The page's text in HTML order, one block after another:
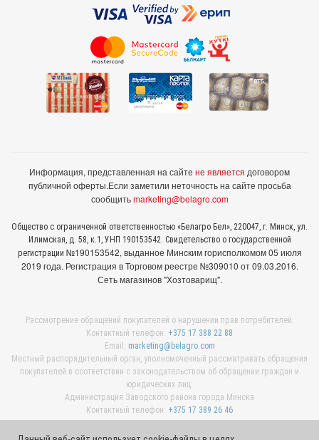
Информация, представленная на сайте не является договором
публичной оферты.Если заметили неточность на сайте просьба
сообщитьmarketing@belagro.com
Общество с ограниченной ответственностью «Белагро Бел», 220047, г. Минск, ул.
Илимская, д. 58, к.1, УНП 190153542. Свидетельство о государственной
регистрации №190153542, выданное Минcким горисполкомом 05 июля
2019 года. Регистрация в Торговом реестре №309010 от 09.03.2016.
Сеть магазинов "Хозтоварищ".
Рассмотрение обращений покупателей о нарушении прав потребителей:
Контактный телефон: +375 17 388 22 88
Email: marketing@belagro.com
Местный распорядительный орган, уполномоченный рассматривать обращения
покупателей в соответствии с законодательством об обращении граждан и
юридических лиц:
Администрация Заводского района города Минска
Контактный телефон: +375 17 389 26 46